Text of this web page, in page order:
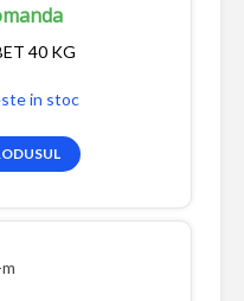
40 KG
in stoc